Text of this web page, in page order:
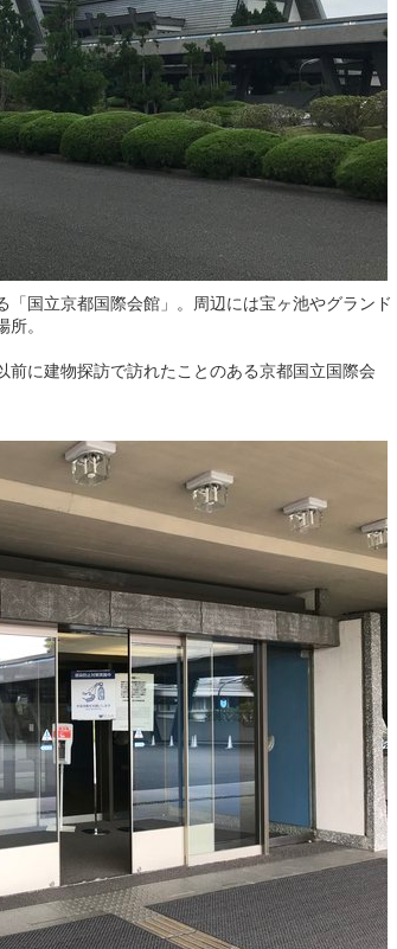
国立京都国際会館」。周辺には宝ヶ池やグランド
。
に建物探訪で訪れたことのある京都国立国際会